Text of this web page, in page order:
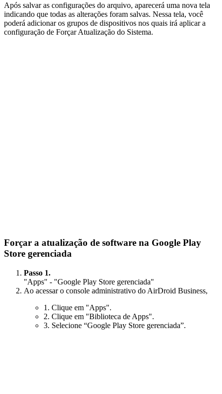
Após salvar as configurações do arquivo, aparecerá uma nova tela
indicando que todas as alterações foram salvas. Nessa tela, você
poderá adicionar os grupos de dispositivos nos quais irá aplicar a
configuração de Forçar Atualização do Sistema.
Forçar a atualização de software na Google Play
Store gerenciada
Passo 1.
"Apps" - "Google Play Store gerenciada"
Ao acessar o console administrativo do AirDroid Business,
1. Clique em "Apps".
2. Clique em "Biblioteca de Apps".
3. Selecione “Google Play Store gerenciada”.